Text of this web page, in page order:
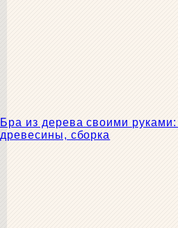
Бра из дерева своими
древесины, сборка